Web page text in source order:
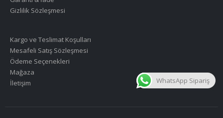
Gizlilik Sözleşmesi
Kargo ve Teslimat Koşulları
Mesafeli Satış Sözleşmesi
Ödeme Seçenekleri
Mağaza
İletişim
WhatsApp Sipariş